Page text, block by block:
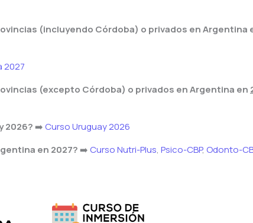
(incluyendo Córdoba) o privados en Argentina
2027
(excepto Córdoba) o privados en Argentina en
2026?➡️ Curso Uruguay 2026
en 2027?➡️ Curso Nutri-Plus, Psico-CBP, Odonto-